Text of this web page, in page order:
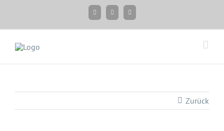
FacebookInstagramTwitter
Zurück